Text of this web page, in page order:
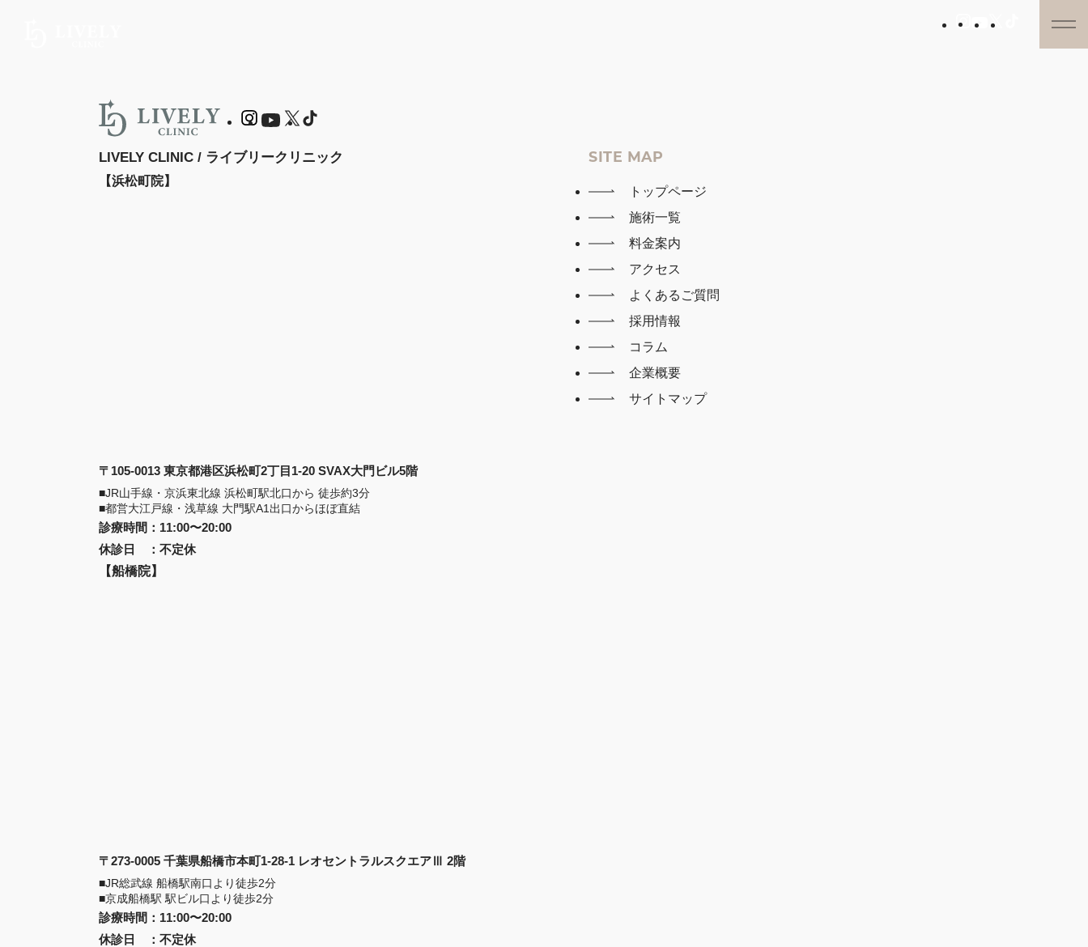
LIVELY CLINIC / ライブリークリニック
【浜松町院】
〒105-0013 東京都港区浜松町2丁目1-20 SVAX大門ビル5階
■JR山手線・京浜東北線 浜松町駅北口から 徒歩約3分
■都営大江戸線・浅草線 大門駅A1出口からほぼ直結
診療時間 ： 11:00〜20:00
休診日
： 不定休
【船橋院】
〒273-0005 千葉県船橋市本町1-28-1 レオセントラルスクエアⅢ 2階
■JR総武線 船橋駅南口より徒歩2分
■京成船橋駅 駅ビル口より徒歩2分
診療時間 ： 11:00〜20:00
休診日
： 不定休
SITE MAP
トップページ
施術一覧
料金案内
アクセス
よくあるご質問
採用情報
コラム
企業概要
サイトマップ